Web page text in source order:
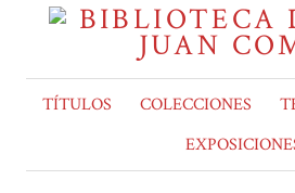
TÍTULOS COLECCIONES